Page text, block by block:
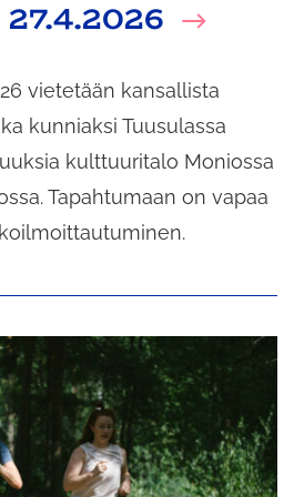
vietetään kansallista
kunniaksi Tuusulassa
kulttuuritalo Moniossa
Tapahtumaan on vapaa